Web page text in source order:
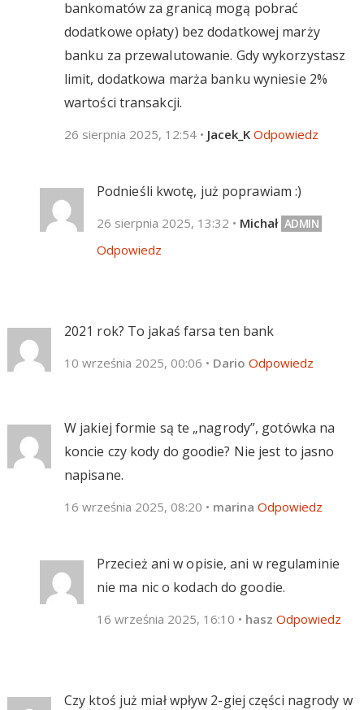
bankomatów za granicą mogą pobrać
dodatkowe opłaty) bez dodatkowej marży
banku za przewalutowanie. Gdy wykorzystasz
limit, dodatkowa marża banku wyniesie 2%
wartości transakcji.
26 sierpnia 2025, 12:54 • Jacek_K Odpowiedz
Podnieśli kwotę, już poprawiam :)
26 sierpnia 2025, 13:32 • Michał
Odpowiedz
2021 rok? To jakaś farsa ten bank
10 września 2025, 00:06 • Dario Odpowiedz
W jakiej formie są te „nagrody”, gotówka na
koncie czy kody do goodie? Nie jest to jasno
napisane.
16 września 2025, 08:20 • marina Odpowiedz
Przecież ani w opisie, ani w regulaminie
nie ma nic o kodach do goodie.
16 września 2025, 16:10 • hasz Odpowiedz
Czy ktoś już miał wpływ 2-giej części nagrody w